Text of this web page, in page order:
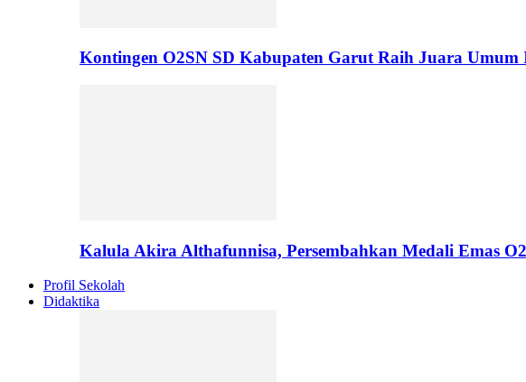
Kontingen O2SN SD Kabupaten Garut Raih Juara
Kalula Akira Althafunnisa, Persembahkan Medali Emas
Profil Sekolah
Didaktika